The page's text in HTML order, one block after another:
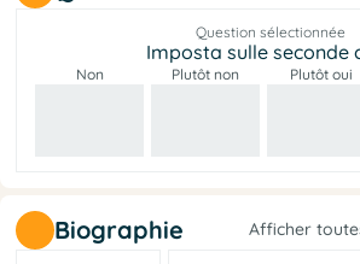
Question sélectionnée
Imposta sulle seconde
Non Plutôt non Plutôt oui
Biographie Afficher